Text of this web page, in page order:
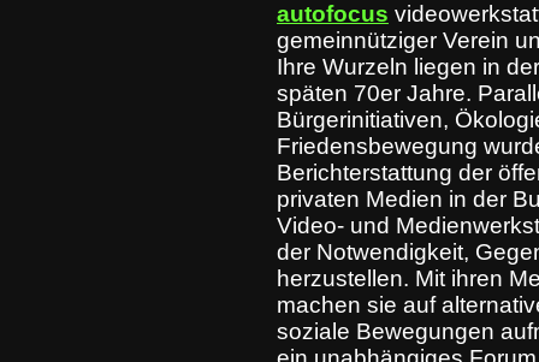
autofocus
gemeinnütziger Verein
Ihre Wurzeln liegen in
späten 70er Jahre.
Bürgerinitiativen,
Friedensbewegung
Berichterstattung der
privaten Medien in der
Video- und
der Notwendigkeit,
herzustellen. Mit ihren
machen sie auf
soziale Bewegungen